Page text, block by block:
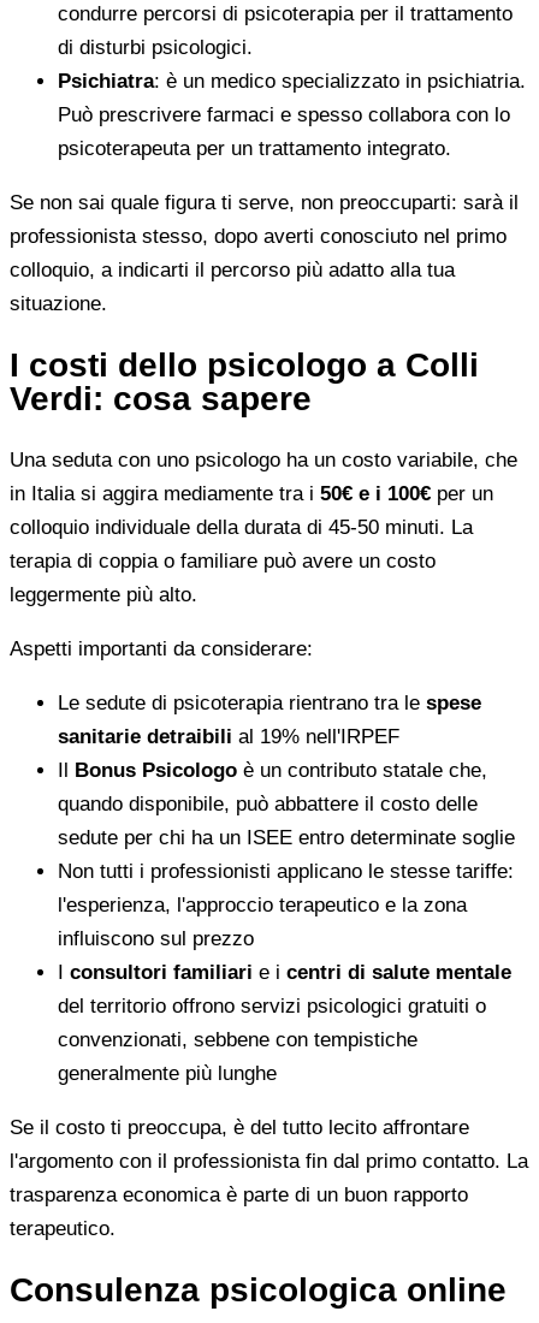
condurre percorsi di psicoterapia per il trattamento
di disturbi psicologici.
Psichiatra: è un medico specializzato in psichiatria.
Può prescrivere farmaci e spesso collabora con lo
psicoterapeuta per un trattamento integrato.
Se non sai quale figura ti serve, non preoccuparti: sarà il
professionista stesso, dopo averti conosciuto nel primo
colloquio, a indicarti il percorso più adatto alla tua
situazione.
I costi dello psicologo a Colli
Verdi: cosa sapere
Una seduta con uno psicologo ha un costo variabile, che
in Italia si aggira mediamente tra i 50€ e i 100€ per un
colloquio individuale della durata di 45-50 minuti. La
terapia di coppia o familiare può avere un costo
leggermente più alto.
Aspetti importanti da considerare:
Le sedute di psicoterapia rientrano tra le spese
sanitarie detraibili al 19% nell'IRPEF
Il Bonus Psicologo è un contributo statale che,
quando disponibile, può abbattere il costo delle
sedute per chi ha un ISEE entro determinate soglie
Non tutti i professionisti applicano le stesse tariffe:
l'esperienza, l'approccio terapeutico e la zona
influiscono sul prezzo
I consultori familiari e i centri di salute mentale
del territorio offrono servizi psicologici gratuiti o
convenzionati, sebbene con tempistiche
generalmente più lunghe
Se il costo ti preoccupa, è del tutto lecito affrontare
l'argomento con il professionista fin dal primo contatto. La
trasparenza economica è parte di un buon rapporto
terapeutico.
Consulenza psicologica online